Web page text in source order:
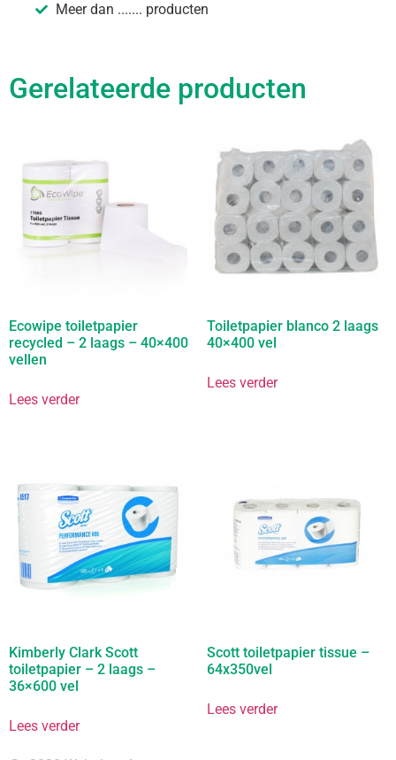
Meer dan ....... producten
Gerelateerde producten
Ecowipe toiletpapier
recycled – 2 laags – 40×400
vellen
Lees verder
Toiletpapier blanco 2 laags
40×400 vel
Lees verder
Kimberly Clark Scott
toiletpapier – 2 laags –
36×600 vel
Lees verder
Scott toiletpapier tissue –
64x350vel
Lees verder